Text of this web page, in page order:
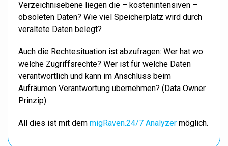
Verzeichnisebene liegen die – kostenintensiven –
obsoleten Daten? Wie viel Speicherplatz wird durch
veraltete Daten belegt?
Auch die Rechtesituation ist abzufragen: Wer hat wo
welche Zugriffsrechte? Wer ist für welche Daten
verantwortlich und kann im Anschluss beim
Aufräumen Verantwortung übernehmen? (Data Owner
Prinzip)
All dies ist mit dem migRaven.24/7 Analyzer möglich.